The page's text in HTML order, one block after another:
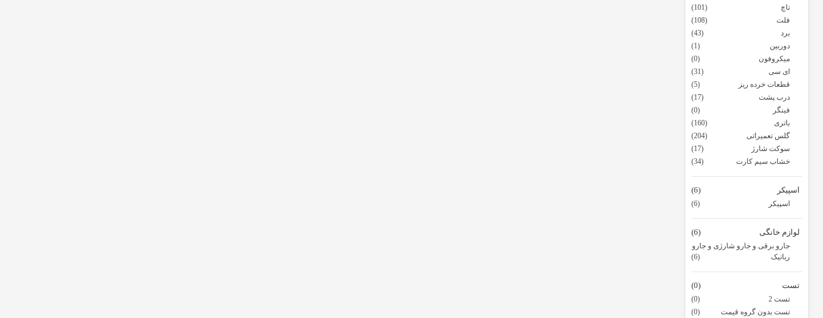
تاچ
(101)
فلت
(108)
برد
(43)
دوربین
(1)
میکروفون
(0)
ای سی
(31)
قطعات خرده ریز
(5)
درب پشت
(17)
فینگر
(0)
باتری
(160)
گلس تعمیراتی
(204)
سوکت شارژ
(17)
خشاب سیم کارت
(34)
اسپیکر (6)
اسپیکر (6)
لوازم خانگی (6)
جارو برقی و جارو شارژی و جارو
رباتیک
(6)
تست (0)
تست 2
(0)
تست بدون گروه قیمت
(0)